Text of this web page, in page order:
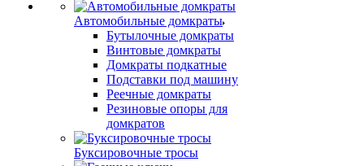
Автомобильные домкраты
Бутылочные домкраты
Винтовые домкраты
Домкраты подкатные
Подставки под машину
Реечные домкраты
Резиновые опоры для
домкратов
Буксировочные тросы